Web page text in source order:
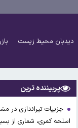
دیدبان محیط زیست
پربیننده ترین
جزییات تیراندازی در
اسلحه کمری، شماری از